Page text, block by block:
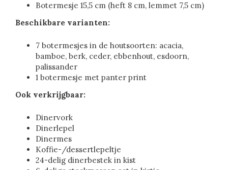
Botermesje 15,5 cm (heft 8 cm, lemmet 7,5 cm)
Beschikbare varianten:
7 botermesjes in de houtsoorten: acacia,
bamboe, berk, ceder, ebbenhout, esdoorn,
palissander
1 botermesje met panter print
Ook verkrijgbaar:
Dinervork
Dinerlepel
Dinermes
Koffie-/dessertlepeltje
24-delig dinerbestek in kist